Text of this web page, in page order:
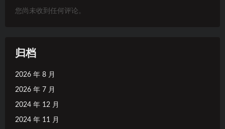
您尚未收到任何评论。
归档
2026 年 8 月
2026 年 7 月
2024 年 12 月
2024 年 11 月